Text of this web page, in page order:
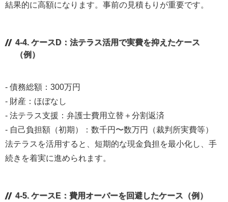
結果的に高額になります。事前の見積もりが重要です。
4-4. ケースD：法テラス活用で実費を抑えたケース
（例）
- 債務総額：300万円
- 財産：ほぼなし
- 法テラス支援：弁護士費用立替＋分割返済
- 自己負担額（初期）：数千円〜数万円（裁判所実費等）
法テラスを活用すると、短期的な現金負担を最小化し、手
続きを着実に進められます。
4-5. ケースE：費用オーバーを回避したケース（例）